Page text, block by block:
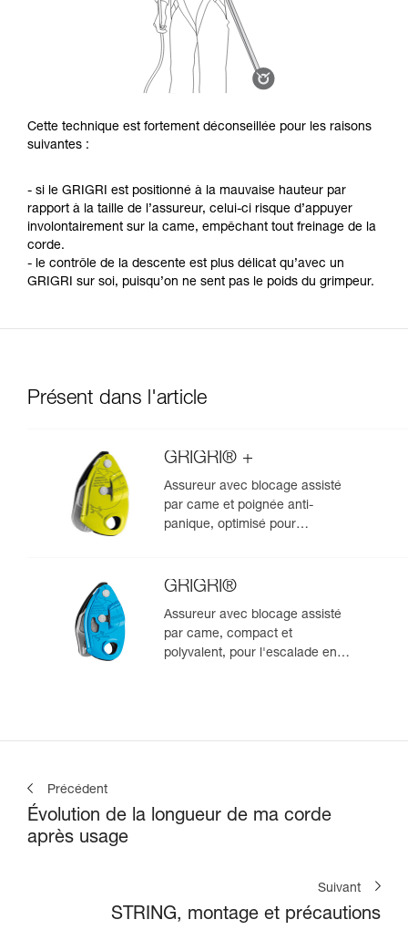
Cette technique est fortement déconseillée pour les raisons
suivantes :
- si le GRIGRI est positionné à la mauvaise hauteur par
rapport à la taille de l’assureur, celui-ci risque d’appuyer
involontairement sur la came, empêchant tout freinage de la
corde.
- le contrôle de la descente est plus délicat qu’avec un
GRIGRI sur soi, puisqu’on ne sent pas le poids du grimpeur.
Présent dans l'article
GRIGRI® +
Assureur avec blocage assisté
par came et poignée anti-
panique, optimisé pour
GRIGRI®
Assureur avec blocage assisté
par came, compact et
polyvalent, pour l'escalade en
Précédent
Évolution de la longueur de ma corde
après usage
Suivant
STRING, montage et précautions